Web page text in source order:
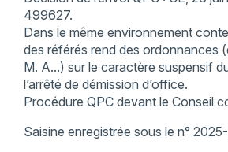
499627.
Dans le même environnement
des référés rend des ordonnances
M. A...) sur le caractère suspensif
l’arrêté de démission d’office.
Procédure QPC devant le Conseil
Saisine enregistrée sous le n°